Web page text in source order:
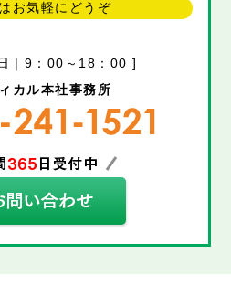
お気軽にどうぞ
｜9：00～18：00 ]
カル本社事務所